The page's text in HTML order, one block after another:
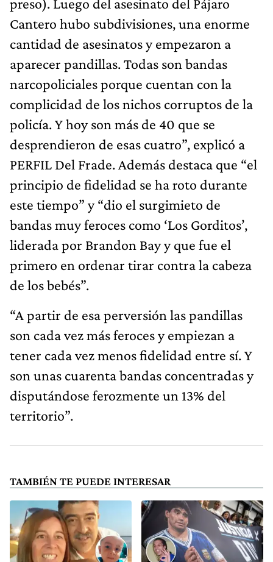
Cantero hubo subdivisiones, una enorme
cantidad de asesinatos y empezaron a
aparecer pandillas. Todas son bandas
narcopoliciales porque cuentan con la
complicidad de los nichos corruptos de la
policía. Y hoy son más de 40 que se
desprendieron de esas cuatro”, explicó a
PERFIL Del Frade. Además destaca que “el
principio de fidelidad se ha roto durante
este tiempo” y “dio el surgimieto de
bandas muy feroces como ‘Los Gorditos’,
liderada por Brandon Bay y que fue el
primero en ordenar tirar contra la cabeza
de los bebés”.
“A partir de esa perversión las pandillas
son cada vez más feroces y empiezan a
tener cada vez menos fidelidad entre sí. Y
son unas cuarenta bandas concentradas y
disputándose ferozmente un 13% del
territorio”.
TAMBIÉN TE PUEDE INTERESAR